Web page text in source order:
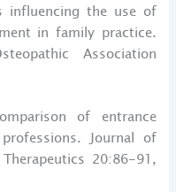
influencing the use of
in family practice.
Association
of entrance
Journal of
20:86-91,